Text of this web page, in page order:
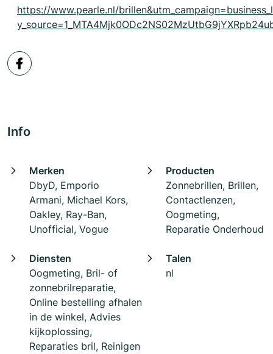
https://www.pearle.nl/
Info
Merken
DbyD, Emporio
Armani, Michael Kors,
Oakley, Ray-Ban,
Unofficial, Vogue
Producten
Zonnebrillen, Brillen,
Contactlenzen,
Oogmeting,
Reparatie Onderhoud
Diensten
Oogmeting, Bril- of
zonnebrilreparatie,
Online bestelling afhalen
in de winkel, Advies
kijkoplossing,
Reparaties bril, Reinigen
Talen
nl